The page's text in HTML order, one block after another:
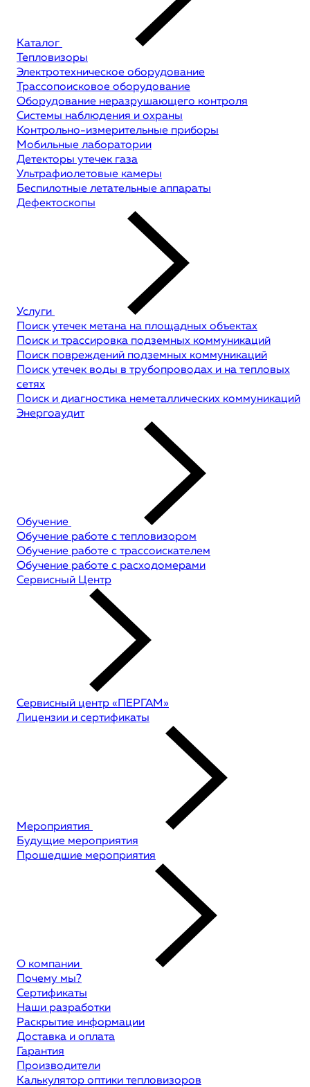
Каталог
Тепловизоры
Электротехническое оборудование
Трассопоисковое оборудование
Оборудование неразрушающего контроля
Системы наблюдения и охраны
Контрольно-измерительные приборы
Мобильные лаборатории
Детекторы утечек газа
Ультрафиолетовые камеры
Беспилотные летательные аппараты
Дефектоскопы
Услуги
Поиск утечек метана на площадных объектах
Поиск и трассировка подземных коммуникаций
Поиск повреждений подземных коммуникаций
Поиск утечек воды в трубопроводах и на тепловых
сетях
Поиск и диагностика неметаллических коммуникаций
Энергоаудит
Обучение
Обучение работе с тепловизором
Обучение работе с трассоискателем
Обучение работе с расходомерами
Сервисный Центр
Сервисный центр «ПЕРГАМ»
Лицензии и сертификаты
Мероприятия
Будущие мероприятия
Прошедшие мероприятия
О компании
Почему мы?
Сертификаты
Наши разработки
Раскрытие информации
Доставка и оплата
Гарантия
Производители
Калькулятор оптики тепловизоров